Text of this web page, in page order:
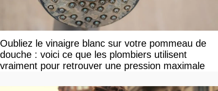
Oubliez le vinaigre blanc sur votre pommeau de
douche : voici ce que les plombiers utilisent
vraiment pour retrouver une pression maximale